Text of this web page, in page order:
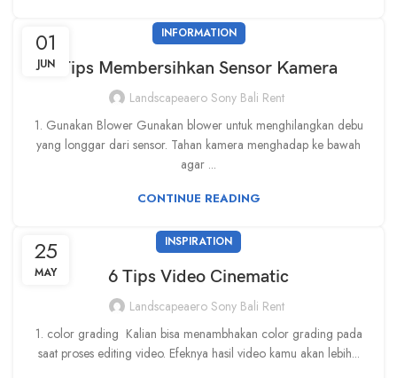
01
JUN
INFORMATION
Tips Membersihkan Sensor Kamera
Landscapeaero Sony Bali Rent
1. Gunakan Blower Gunakan blower untuk menghilangkan debu
yang longgar dari sensor. Tahan kamera menghadap ke bawah
agar ...
CONTINUE READING
25
MAY
INSPIRATION
6 Tips Video Cinematic
Landscapeaero Sony Bali Rent
1. color grading Kalian bisa menambhakan color grading pada
saat proses editing video. Efeknya hasil video kamu akan lebih...